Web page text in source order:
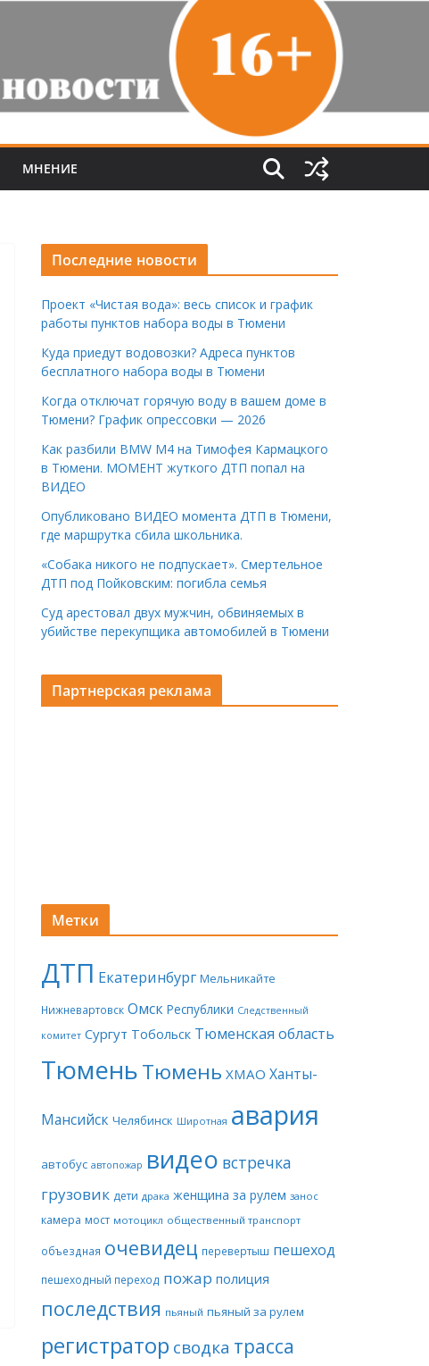
МНЕНИЕ
Последние новости
Проект «Чистая вода»: весь список и график
работы пунктов набора воды в Тюмени
Куда приедут водовозки? Адреса пунктов
бесплатного набора воды в Тюмени
Когда отключат горячую воду в вашем доме в
Тюмени? График опрессовки — 2026
Как разбили BMW M4 на Тимофея Кармацкого
в Тюмени. МОМЕНТ жуткого ДТП попал на
ВИДЕО
Опубликовано ВИДЕО момента ДТП в Тюмени,
где маршрутка сбила школьника.
«Собака никого не подпускает». Смертельное
ДТП под Пойковским: погибла семья
Суд арестовал двух мужчин, обвиняемых в
убийстве перекупщика автомобилей в Тюмени
Партнерская реклама
Метки
ДТП Екатеринбург Мельникайте
Нижневартовск Омск Республики Следственный
комитет Сургут Тобольск Тюменская область
ТюменьТюмень ХМАО Ханты-
Мансийск Челябинск Широтная авария
автобус автопожар видео встречка
грузовик дети драка женщина за рулем занос
камера мост мотоцикл общественный транспорт
объездная очевидец перевертыш пешеход
пешеходный переход пожар полиция
последствия пьяный пьяный за рулем
регистратор сводка трасса